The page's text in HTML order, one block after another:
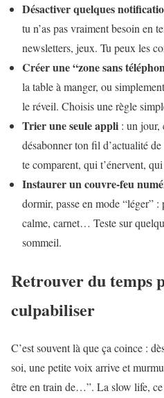
Désactiver quelques
tu n’as pas vraiment besoin en
newsletters, jeux. Tu peux les
Créer une “zone sans
la table à manger, ou
le réveil. Choisis une règle
Trier une seule appli : un jour,
désabonner ton fil d’actualité
te comparent, qui t’énervent,
Instaurer un couvre-feu
dormir, passe en mode “léger”
calme, carnet… Teste sur
sommeil.
Retrouver du temps
culpabiliser
C’est souvent là que ça coince :
soi, une petite voix arrive et
être en train de…”. La slow life, ce